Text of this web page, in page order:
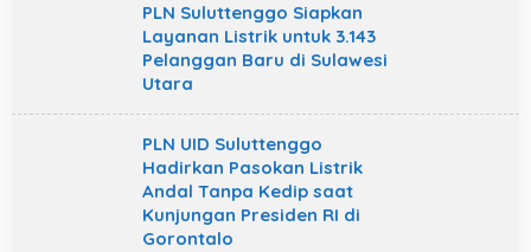
PLN Suluttenggo Siapkan
Layanan Listrik untuk 3.143
Pelanggan Baru di Sulawesi
Utara
PLN UID Suluttenggo
Hadirkan Pasokan Listrik
Andal Tanpa Kedip saat
Kunjungan Presiden RI di
Gorontalo